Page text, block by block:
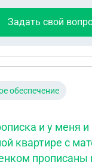
Задать свой
обеспечение
и у меня
квартире с
прописаны